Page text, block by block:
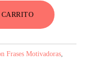
Frases Motivadoras,